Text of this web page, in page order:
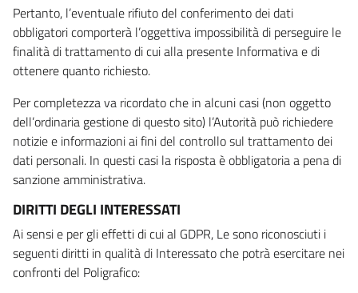
Pertanto, l’eventuale rifiuto del conferimento dei dati
obbligatori comporterà l’oggettiva impossibilità di perseguire le
finalità di trattamento di cui alla presente Informativa e di
ottenere quanto richiesto.
Per completezza va ricordato che in alcuni casi (non oggetto
dell’ordinaria gestione di questo sito) l’Autorità può richiedere
notizie e informazioni ai fini del controllo sul trattamento dei
dati personali. In questi casi la risposta è obbligatoria a pena di
sanzione amministrativa.
DIRITTI DEGLI INTERESSATI
Ai sensi e per gli effetti di cui al GDPR, Le sono riconosciuti i
seguenti diritti in qualità di Interessato che potrà esercitare nei
confronti del Poligrafico: